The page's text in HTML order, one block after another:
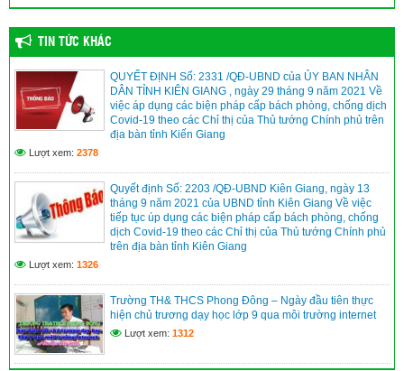
TIN TỨC KHÁC
QUYẾT ĐỊNH Số: 2331 /QĐ-UBND của ỦY BAN NHÂN
DÂN TỈNH KIÊN GIANG , ngày 29 tháng 9 năm 2021 Về
việc áp dụng các biện pháp cấp bách phòng, chống dịch
Covid-19 theo các Chỉ thị của Thủ tướng Chính phủ trên
địa bàn tỉnh Kiến Giang
Lượt xem: 2378
Quyết định Số: 2203 /QĐ-UBND Kiên Giang, ngày 13
tháng 9 năm 2021 của UBND tỉnh Kiên Giang Về việc
tiếp tục úp dụng các biện pháp cấp bách phòng, chống
dịch Covid-19 theo các Chỉ thị của Thủ tướng Chính phủ
trên địa bàn tỉnh Kiên Giang
Lượt xem: 1326
Trường TH& THCS Phong Đông – Ngày đầu tiên thực
hiện chủ trương dạy học lớp 9 qua môi trường internet
Lượt xem: 1312